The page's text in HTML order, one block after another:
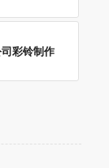
彩铃制作